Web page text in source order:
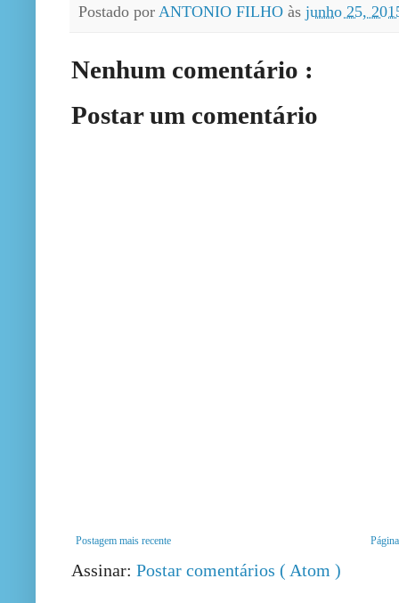
Postado por ANTONIO FILHO às junho 25,
Nenhum comentário :
Postar um comentário
Postagem mais recente
Assinar: Postar comentários ( Atom )